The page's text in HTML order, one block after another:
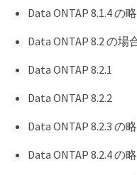
Data ONTAP 8.1.4 の略
Data ONTAP 8.2 の場
Data ONTAP 8.2.1
Data ONTAP 8.2.2
Data ONTAP 8.2.3 の略
Data ONTAP 8.2.4 の略